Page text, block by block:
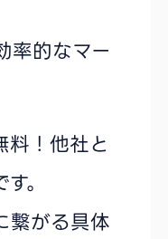
率的なマー
料！他社と
。
繋がる具体